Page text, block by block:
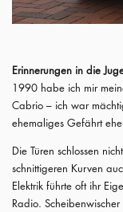
Erinnerungen in die
1990 habe ich mir
Cabrio – ich war
ehemaliges Gefährt
Die Türen schlossen
schnittigeren Kurven
Elektrik führte oft ihr
Radio.